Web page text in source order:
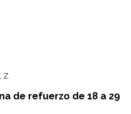
Z.
de refuerzo de 18 a 29